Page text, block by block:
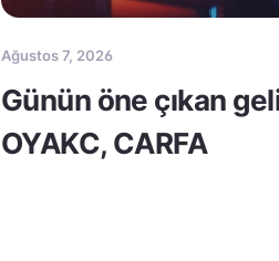
Ağustos 7, 2026
Günün öne çıkan
OYAKC, CARFA